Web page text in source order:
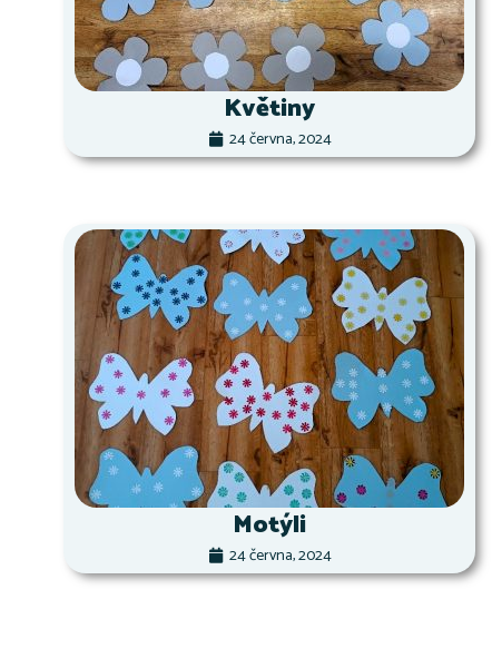
Květiny
24 června, 2024
Motýli
24 června, 2024